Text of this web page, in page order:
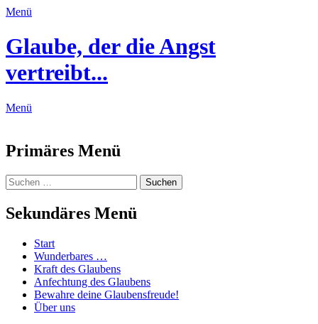
Menü
Glaube, der die Angst
vertreibt...
Menü
Primäres Menü
Zum
Inhalt
springen
Suchen
Suchen
nach:
Sekundäres Menü
Zum
Inhalt
springen
Start
Wunderbares …
Kraft des Glaubens
Anfechtung des Glaubens
Bewahre deine Glaubensfreude!
Über uns